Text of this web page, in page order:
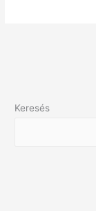
Keresés